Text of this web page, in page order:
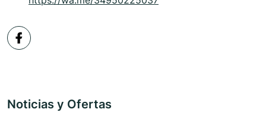
Noticias y Ofertas